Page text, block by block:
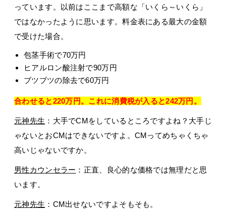
っています。以前はここまで高額な「いくら～いくら」
ではなかったように思います。料金表にある最大の金額
で受けた場合。
包茎手術で70万円
ヒアルロン酸注射で90万円
ブツブツの除去で60万円
合わせると220万円。これに消費税が入ると242万円。
元神先生 ：大手でCMをしているところですよね？大手じ
ゃないとおCMはできないですよ。CMってめちゃくちゃ
高いじゃないですか。
男性カウンセラー ：正直、良心的な価格では無理だと思
います。
元神先生 ：CM出せないですよそもそも。